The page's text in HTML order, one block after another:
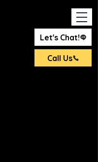
Let's Chat!
Call Us